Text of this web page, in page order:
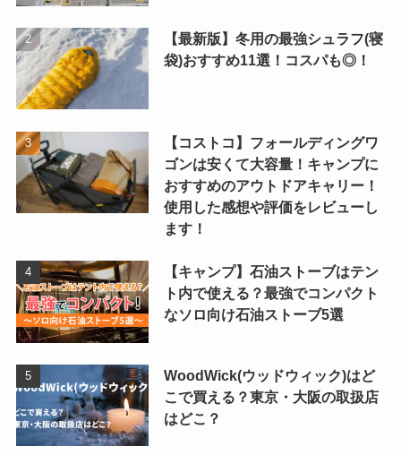
【最新版】冬用の最強シュラフ(寝
袋)おすすめ11選！コスパも◎！
【コストコ】フォールディングワ
ゴンは安くて大容量！キャンプに
おすすめのアウトドアキャリー！
使用した感想や評価をレビューし
ます！
【キャンプ】石油ストーブはテン
ト内で使える？最強でコンパクト
なソロ向け石油ストーブ5選
WoodWick(ウッドウィック)はど
こで買える？東京・大阪の取扱店
はどこ？